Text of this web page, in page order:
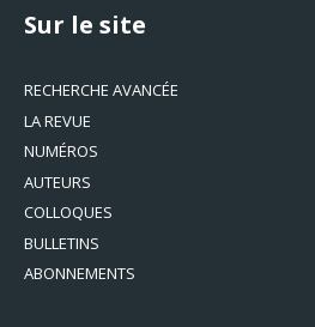
Sur le site
RECHERCHE AVANCÉE
LA REVUE
NUMÉROS
AUTEURS
COLLOQUES
BULLETINS
ABONNEMENTS